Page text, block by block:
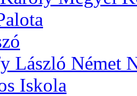
László Német
Iskola